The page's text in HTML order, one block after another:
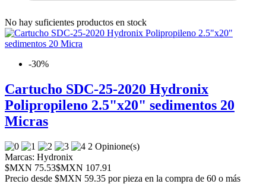
No hay suficientes productos en stock
-30%
Cartucho SDC-25-2020 Hydronix
Polipropileno 2.5"x20" sedimentos 20
Micras
2 Opinione(s)
Marcas: Hydronix
$MXN 75.53$MXN 107.91
Precio desde $MXN 59.35 por pieza en la compra de 60 o más